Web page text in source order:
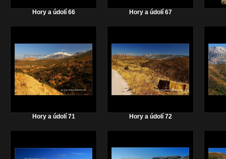
Hory a údolí 66 Hory a údolí 67
Hory a údolí 71 Hory a údolí 72